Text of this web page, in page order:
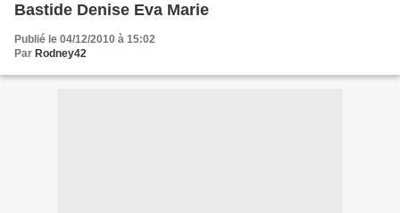
Bastide Denise Eva Marie
Publié le 04/12/2010 à 15:02
Par Rodney42